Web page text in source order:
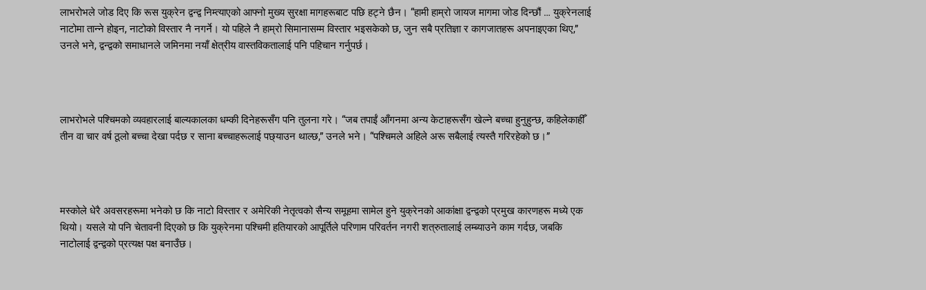
लाभरोभले जोड दिए कि रूस युक्रेन द्वन्द्व निम्त्याएको आफ्नो मुख्य सुरक्षा मागहरूबाट पछि हट्ने छैन। “हामी हाम्रो जायज मागमा जोड दिन्छौं … युक्रेनलाई
नाटोमा तान्ने होइन, नाटोको विस्तार नै नगर्ने। यो पहिले नै हाम्रो सिमानासम्म विस्तार भइसकेको छ, जुन सबै प्रतिज्ञा र कागजातहरू अपनाइएका थिए,”
उनले भने, द्वन्द्वको समाधानले जमिनमा नयाँ क्षेत्रीय वास्तविकतालाई पनि पहिचान गर्नुपर्छ।
लाभरोभले पश्चिमको व्यवहारलाई बाल्यकालका धम्की दिनेहरूसँग पनि तुलना गरे। “जब तपाईं आँगनमा अन्य केटाहरूसँग खेल्ने बच्चा हुनुहुन्छ, कहिलेकाहीँ
तीन वा चार वर्ष ठूलो बच्चा देखा पर्दछ र साना बच्चाहरूलाई पछ्याउन थाल्छ,” उनले भने। “पश्चिमले अहिले अरू सबैलाई त्यस्तै गरिरहेको छ।”
मस्कोले धेरै अवसरहरूमा भनेको छ कि नाटो विस्तार र अमेरिकी नेतृत्वको सैन्य समूहमा सामेल हुने युक्रेनको आकांक्षा द्वन्द्वको प्रमुख कारणहरू मध्ये एक
थियो। यसले यो पनि चेतावनी दिएको छ कि युक्रेनमा पश्चिमी हतियारको आपूर्तिले परिणाम परिवर्तन नगरी शत्रुतालाई लम्ब्याउने काम गर्दछ, जबकि
नाटोलाई द्वन्द्वको प्रत्यक्ष पक्ष बनाउँछ।